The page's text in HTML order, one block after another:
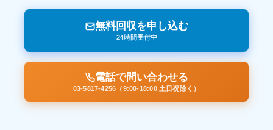
無料回収を申し込む
24時間受付中
電話で問い合わせる
03-5817-4256（9:00-18:00 土日祝除く）